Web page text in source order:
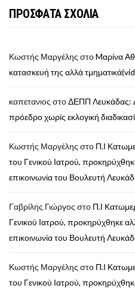
ΠΡΟΣΦΑΤΑ ΣΧΟΛΙΑ
Κωστής Μαργέλης στοMαρίνα
κατασκευή της αλλά
καπετανιος στοΔΕΠΠ Λευκάδας:
πρόεδρο χωρίς εκλογική
Κωστής Μαργέλης στο Π.Ι
του Γενικού Ιατρού,
επικοινωνία του Βουλευτή
Γαβρίλης Γιώργος στο Π.Ι
Γενικού Ιατρού, προκηρύχθηκε
επικοινωνία του Βουλευτή
Κωστής Μαργέλης στο Π.Ι
του Γενικού Ιατρού,